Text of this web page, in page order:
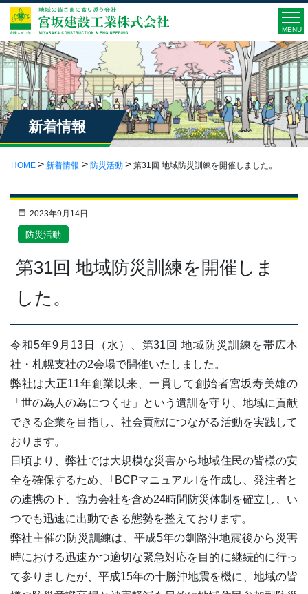
MENU
新着情報
HOME 新着情報 防災活動 第31回 地域防災訓練を開催しました。
2023年9月14日
防災活動
第31回 地域防災訓練を開催しま
した。
令和5年9月13日（水）、第31回 地域防災訓練を帯広本
社・札幌支社の2会場で開催いたしました。
弊社は大正11年創業以来、一貫して創始者宮坂寿美雄の
「世の為人の為につくせ」という遺訓を守り、地域に貢献
できる企業を目指し、社会貢献につながる活動を実践して
おります。
日頃より、弊社では大規模な災害から地域住民の皆様の安
全を確保するため、｢BCPマニュアル｣を作成し、発注者と
の連携の下、協力会社を含め24時間防災体制を確立し、い
つでも迅速に出動できる態勢を整えております。
弊社主催の防災訓練は、平成5年の釧路沖地震後から災害
時における迅速かつ適切な緊急対応を目的に継続的に行っ
て参りましたが、平成15年の十勝沖地震を機に、地域の皆